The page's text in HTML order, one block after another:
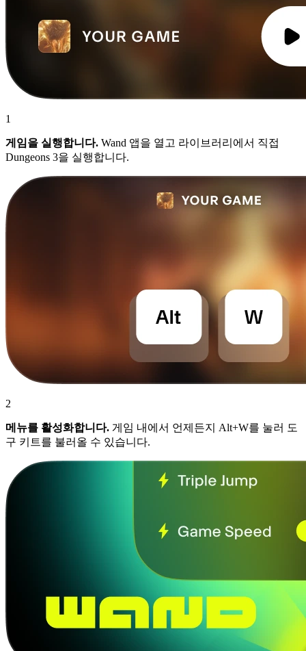
1
게임을 실행합니다. Wand 앱을 열고 라이브러리에서 직접
Dungeons 3을 실행합니다.
2
메뉴를 활성화합니다. 게임 내에서 언제든지 Alt+W를 눌러 도
구 키트를 불러올 수 있습니다.